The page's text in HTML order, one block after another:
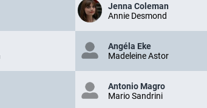
Jenna Coleman
Annie Desmond
Angéla Eke
Madeleine Astor
Antonio Magro
Mario Sandrini